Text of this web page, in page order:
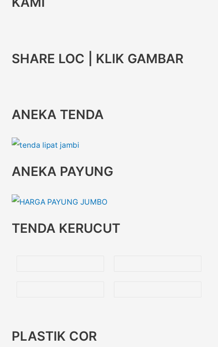
SHARE LOC | KLIK GAMBAR
ANEKA TENDA
ANEKA PAYUNG
TENDA KERUCUT
PLASTIK COR